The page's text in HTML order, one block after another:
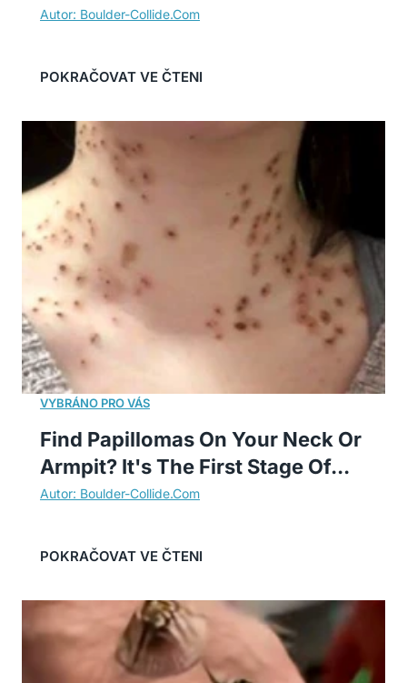
Find Papillomas On Your Neck Or
Armpit? It's The First Stage Of...